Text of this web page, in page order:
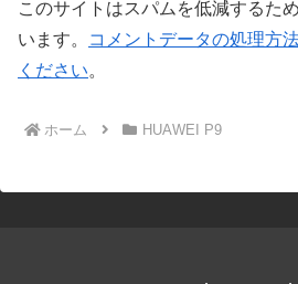
このサイトはスパムを低減するた
います。
コメントデータの処理方
ください。
ホーム HUAWEI P9